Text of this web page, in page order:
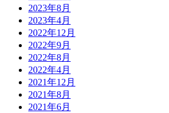
2023年8月
2023年4月
2022年12月
2022年9月
2022年8月
2022年4月
2021年12月
2021年8月
2021年6月